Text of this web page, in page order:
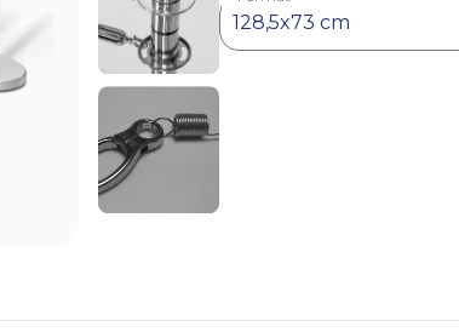
128,5x73 cm